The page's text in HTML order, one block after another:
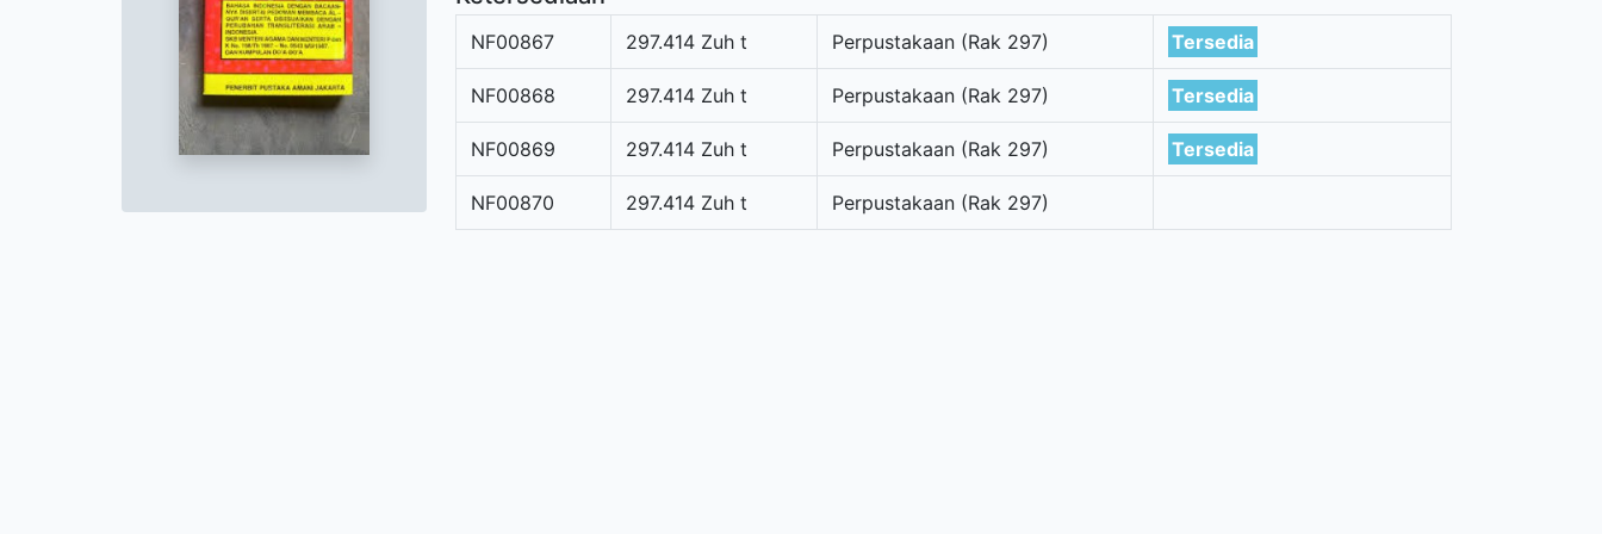
NF00867 297.414 Zuh t Perpustakaan (Rak 297) Tersedia
NF00868 297.414 Zuh t Perpustakaan (Rak 297) Tersedia
NF00869 297.414 Zuh t Perpustakaan (Rak 297) Tersedia
NF00870 297.414 Zuh t Perpustakaan (Rak 297)